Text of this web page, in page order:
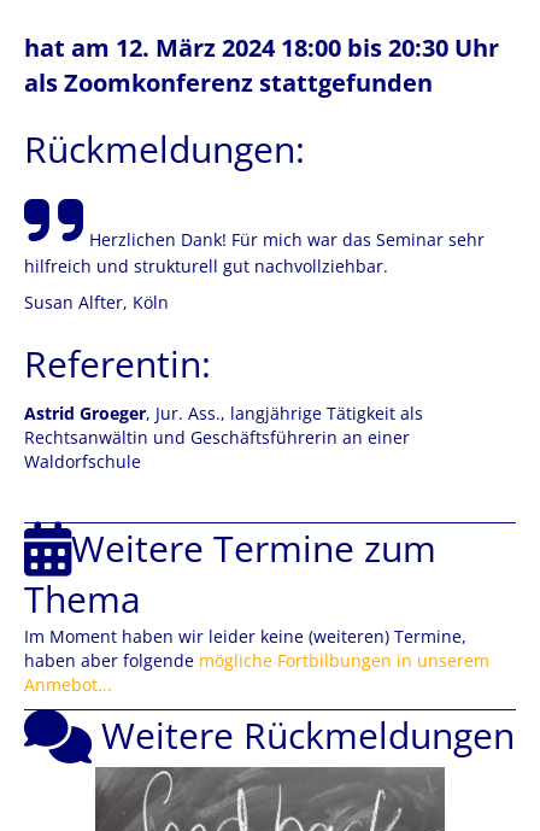
hat am 12. März 2024 18:00 bis 20:30 Uhr
als Zoomkonferenz stattgefunden
Rückmeldungen:
Herzlichen Dank! Für mich war das Seminar sehr
hilfreich und strukturell gut nachvollziehbar.
Susan Alfter, Köln
Referentin:
Astrid Groeger, Jur. Ass., langjährige Tätigkeit als
Rechtsanwältin und Geschäftsführerin an einer
Waldorfschule
Weitere Termine zum
Thema
Im Moment haben wir leider keine (weiteren) Termine,
haben aber folgende mögliche Fortbilbungen in unserem
Anmebot...
Weitere Rückmeldungen